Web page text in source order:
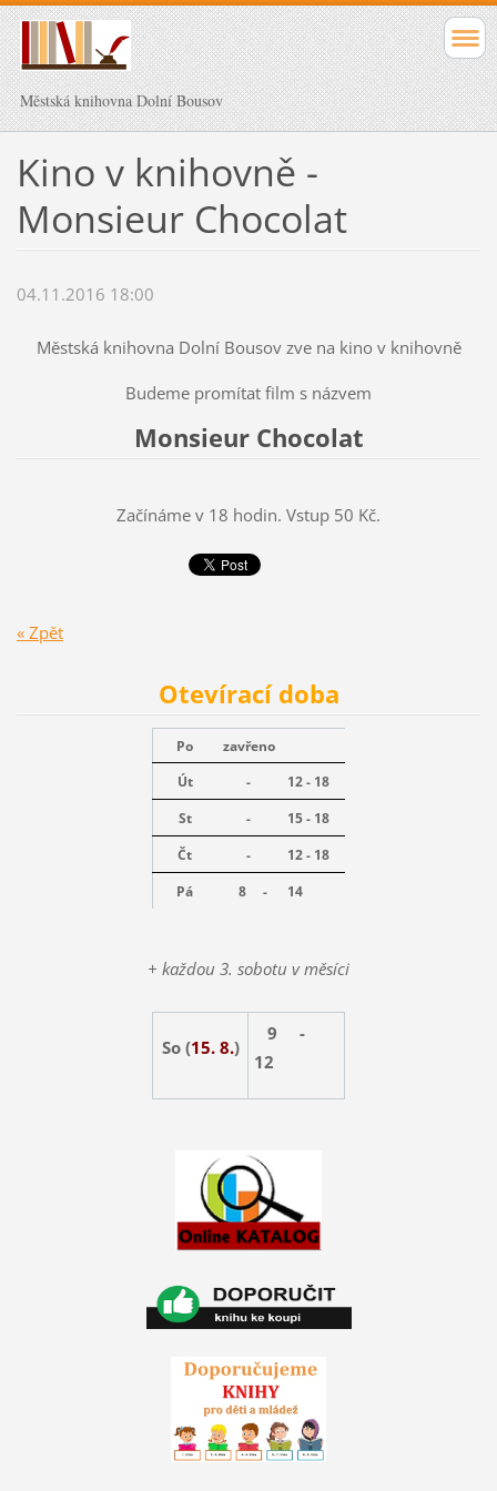
Městská knihovna Dolní Bousov
Kino v knihovně -
Monsieur Chocolat
04.11.2016 18:00
Městská knihovna Dolní Bousov zve na kino v knihovně
Budeme promítat film s názvem
Monsieur Chocolat
Začínáme v 18 hodin. Vstup 50 Kč.
« Zpět
Otevírací doba
Po
zavřeno
Út
-
12 - 18
St
-
15 - 18
Čt
-
12 - 18
Pá
8 - 14
+ každou 3. sobotu v měsíci
So (15. 8.)
9 -
12